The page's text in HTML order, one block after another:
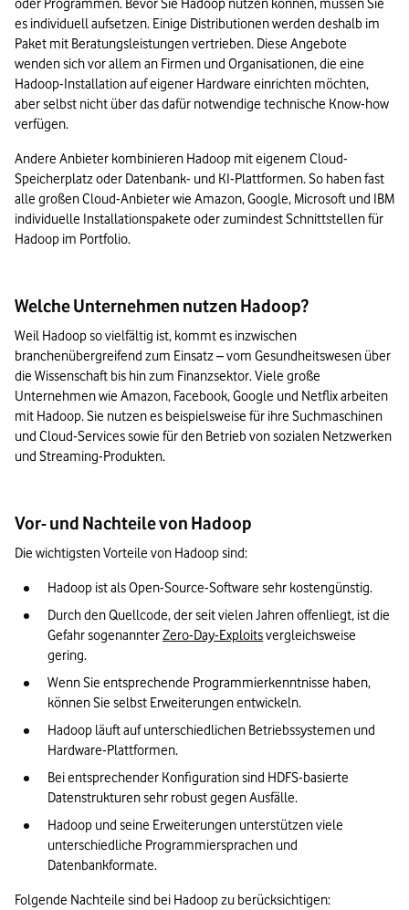
oder Programmen. Bevor Sie Hadoop nutzen können, müssen Sie
es individuell aufsetzen. Einige Distributionen werden deshalb im
Paket mit Beratungsleistungen vertrieben. Diese Angebote
wenden sich vor allem an Firmen und Organisationen, die eine
Hadoop-Installation auf eigener Hardware einrichten möchten,
aber selbst nicht über das dafür notwendige technische Know-how
verfügen.
Andere Anbieter kombinieren Hadoop mit eigenem Cloud-
Speicherplatz oder Datenbank- und KI-Plattformen. So haben fast
alle großen Cloud-Anbieter wie Amazon, Google, Microsoft und IBM
individuelle Installationspakete oder zumindest Schnittstellen für
Hadoop im Portfolio.
Welche Unternehmen nutzen Hadoop?
Weil Hadoop so vielfältig ist, kommt es inzwischen
branchenübergreifend zum Einsatz – vom Gesundheitswesen über
die Wissenschaft bis hin zum Finanzsektor. Viele große
Unternehmen wie Amazon, Facebook, Google und Netflix arbeiten
mit Hadoop. Sie nutzen es beispielsweise für ihre Suchmaschinen
und Cloud-Services sowie für den Betrieb von sozialen Netzwerken
und Streaming-Produkten.
Vor- und Nachteile von Hadoop
Die wichtigsten Vorteile von Hadoop sind:
Hadoop ist als Open-Source-Software sehr kostengünstig.
Durch den Quellcode, der seit vielen Jahren offenliegt, ist die
Gefahr sogenannter Zero-Day-Exploits vergleichsweise
gering.
Wenn Sie entsprechende Programmierkenntnisse haben,
können Sie selbst Erweiterungen entwickeln.
Hadoop läuft auf unterschiedlichen Betriebssystemen und
Hardware-Plattformen.
Bei entsprechender Konfiguration sind HDFS-basierte
Datenstrukturen sehr robust gegen Ausfälle.
Hadoop und seine Erweiterungen unterstützen viele
unterschiedliche Programmiersprachen und
Datenbankformate.
Folgende Nachteile sind bei Hadoop zu berücksichtigen: